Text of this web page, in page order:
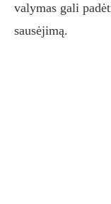
valymas gali
sausėjimą.